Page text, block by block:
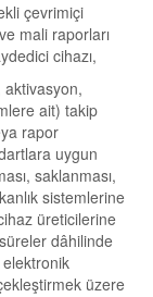
çevrimiçi
mali raporları
cihazı,
aktivasyon,
ait) takip
rapor
uygun
saklanması,
sistemlerine
üreticilerine
dâhilinde
üzere